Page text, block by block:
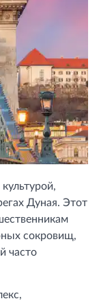
Дуная. Этот
сокровищ,
часто